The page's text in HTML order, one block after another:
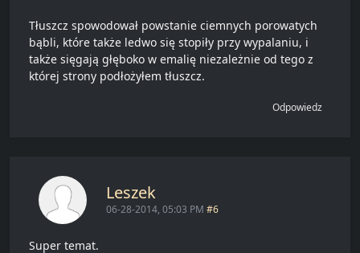
Tłuszcz spowodował powstanie ciemnych porowatych
bąbli, które także ledwo się stopiły przy wypalaniu, i
także sięgają głęboko w emalię niezależnie od tego z
której strony podłożyłem tłuszcz.
Odpowiedz
Leszek
06-28-2014, 05:03 PM #6
Super temat.